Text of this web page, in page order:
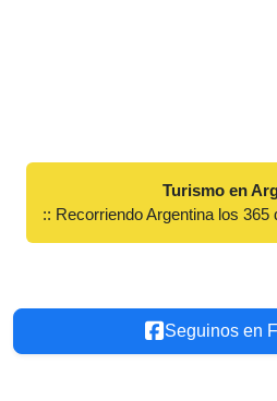
Turismo en
:: Recorriendo Argentina los 365
Seguinos en